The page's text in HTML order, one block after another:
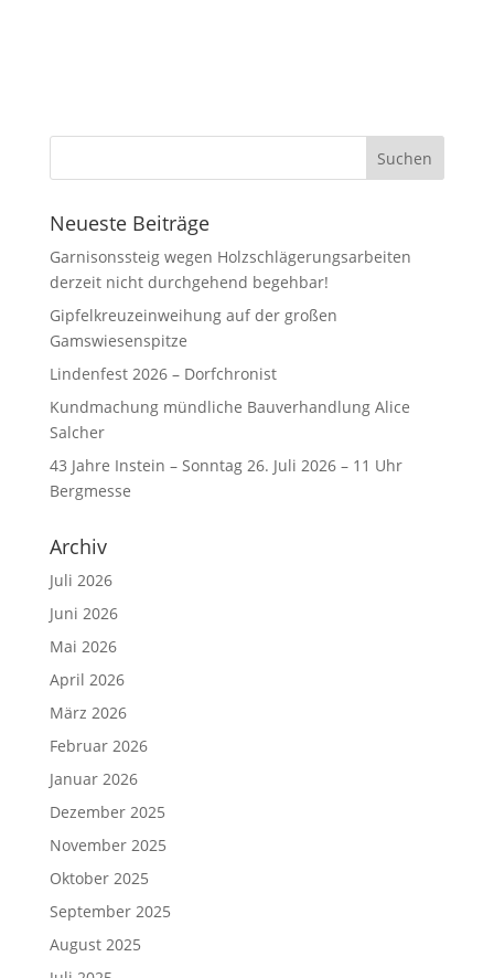
Neueste Beiträge
Garnisonssteig wegen Holzschlägerungsarbeiten
derzeit nicht durchgehend begehbar!
Gipfelkreuzeinweihung auf der großen
Gamswiesenspitze
Lindenfest 2026 – Dorfchronist
Kundmachung mündliche Bauverhandlung Alice
Salcher
43 Jahre Instein – Sonntag 26. Juli 2026 – 11 Uhr
Bergmesse
Archiv
Juli 2026
Juni 2026
Mai 2026
April 2026
März 2026
Februar 2026
Januar 2026
Dezember 2025
November 2025
Oktober 2025
September 2025
August 2025